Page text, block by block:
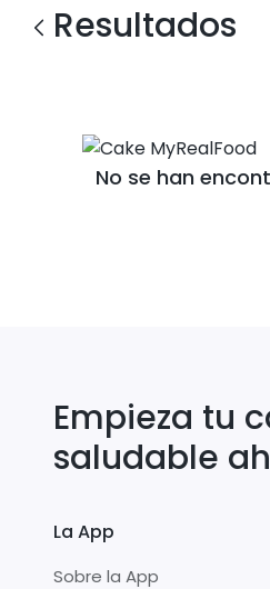
Resultados
No se han
Empieza tu
saludable
La App
Sobre la App